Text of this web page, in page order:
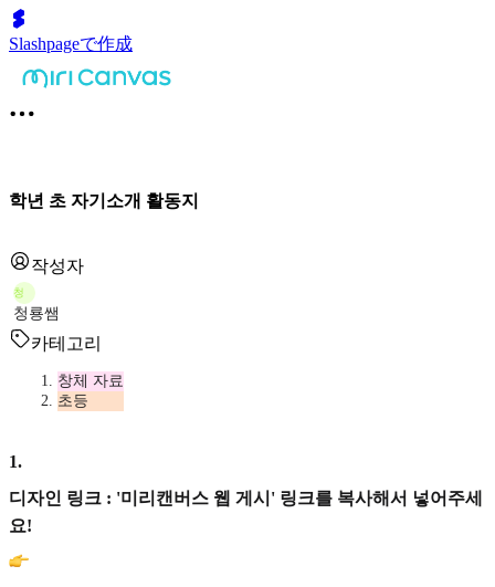
Slashpageで作成
학년 초 자기소개 활동지
작성자
청
청룡쌤
카테고리
창체 자료
초등
1.
디자인 링크 : '미리캔버스 웹 게시' 링크를 복사해서 넣어주세
요!